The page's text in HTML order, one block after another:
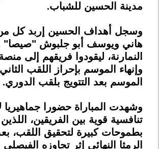
مدينة الحسين للشباب.
وسجل أهداف الحسين إربد كل
هاني ويوسف أبو جلبوش "صيصا"
النمارنة، ليقودوا فريقهم إلى
وإنهاء الموسم بإحراز اللقب
الموسم بعد التتويج بلقب الدوري.
وشهدت المباراة حضورا جماهيريا
تنافسية قوية بين الفريقين، اللذين
بطموحات كبيرة لتحقيق اللقب،
الرمثا النهائي إثر تجاوزه